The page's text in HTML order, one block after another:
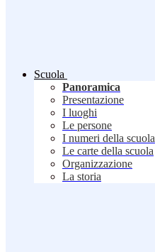
Scuola
Panoramica
Presentazione
I luoghi
Le persone
I numeri della scuola
Le carte della scuola
Organizzazione
La storia